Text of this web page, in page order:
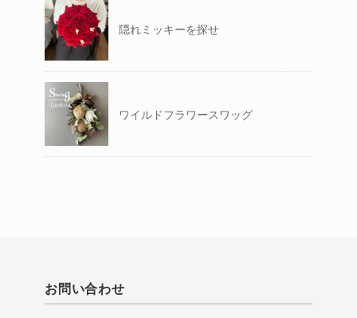
隠れミッキーを探せ
ワイルドフラワースワッグ
お問い合わせ